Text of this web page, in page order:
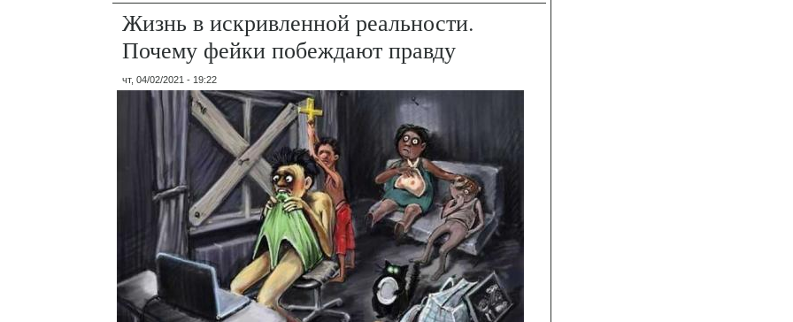
Жизнь в искривленной реальности.
Почему фейки побеждают правду
чт, 04/02/2021 - 19:22